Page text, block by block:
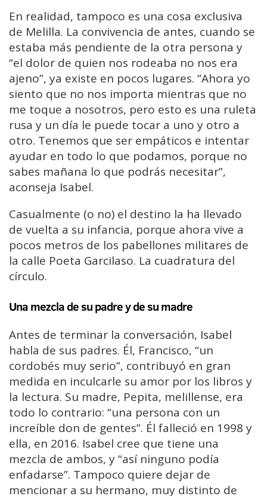
En realidad, tampoco es una cosa exclusiva
de Melilla. La convivencia de antes, cuando se
estaba más pendiente de la otra persona y
“el dolor de quien nos rodeaba no nos era
ajeno”, ya existe en pocos lugares. “Ahora yo
siento que no nos importa mientras que no
me toque a nosotros, pero esto es una ruleta
rusa y un día le puede tocar a uno y otro a
otro. Tenemos que ser empáticos e intentar
ayudar en todo lo que podamos, porque no
sabes mañana lo que podrás necesitar”,
aconseja Isabel.
Casualmente (o no) el destino la ha llevado
de vuelta a su infancia, porque ahora vive a
pocos metros de los pabellones militares de
la calle Poeta Garcilaso. La cuadratura del
círculo.
Una mezcla de su padre y de su madre
Antes de terminar la conversación, Isabel
habla de sus padres. Él, Francisco, “un
cordobés muy serio”, contribuyó en gran
medida en inculcarle su amor por los libros y
la lectura. Su madre, Pepita, melillense, era
todo lo contrario: “una persona con un
increíble don de gentes”. Él falleció en 1998 y
ella, en 2016. Isabel cree que tiene una
mezcla de ambos, y “así ninguno podía
enfadarse”. Tampoco quiere dejar de
mencionar a su hermano, muy distinto de